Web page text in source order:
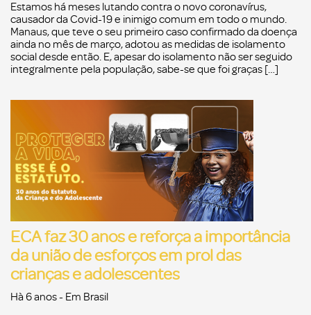
Estamos há meses lutando contra o novo coronavírus,
causador da Covid-19 e inimigo comum em todo o mundo.
Manaus, que teve o seu primeiro caso confirmado da doença
ainda no mês de março, adotou as medidas de isolamento
social desde então. E, apesar do isolamento não ser seguido
integralmente pela população, sabe-se que foi graças […]
ECA faz 30 anos e reforça a importância
da união de esforços em prol das
crianças e adolescentes
Hà 6 anos- Em Brasil